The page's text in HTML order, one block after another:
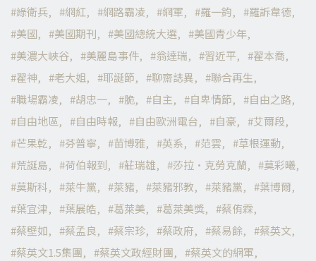
綠衛兵
網紅 網路霸凌 網軍 羅一鈞
羅訴韋德
美國
美國期刊 美國總統大選
美國青少年
美濃大峽谷
美麗島事件 翁達瑞 習近平
翟本喬
翟神
老大姐 耶誕節 聊齋誌異
聯合再生
職場霸凌
胡忠一 脆 自主 自卑情節
自由之路
自由地區
自由時報 自由歐洲電台 自豪
艾爾段
芒果乾
芬普寧 苗博雅 英系 范雲
草根運動
荒誕島
荷伯報到 莊瑞雄 莎拉·克勞克蘭
莫彩曦
莫斯科
萊牛黨 萊豬 萊豬邪教 萊豬黨
葉博爾
葉宜津
葉展皓 葛萊美 葛萊美獎
蔡侑霖
蔡壁如
蔡孟良 蔡宗珍 蔡政府 蔡易餘
蔡英文
蔡英文1.5集團
蔡英文政經財團
蔡英文的網軍